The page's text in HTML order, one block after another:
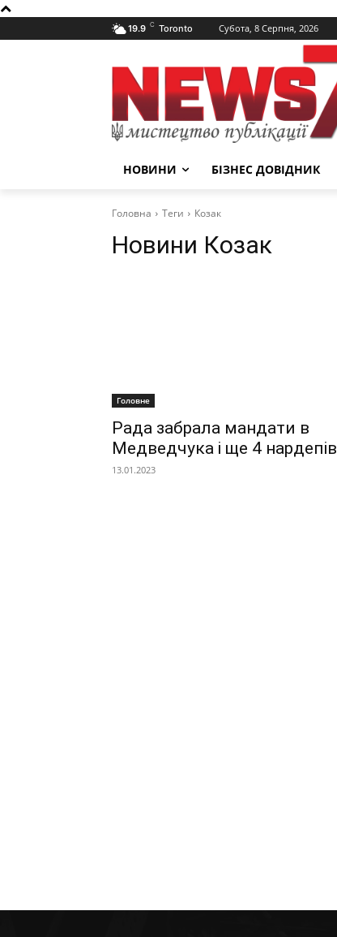
19.9 C Toronto Субота, 8 Серпня, 2026
НОВИНИ БІЗНЕС ДОВІДНИК
Головна Теги Козак
Новини Козак
Головне
Рада забрала мандати в
Медведчука і ще 4 нардепів
13.01.2023